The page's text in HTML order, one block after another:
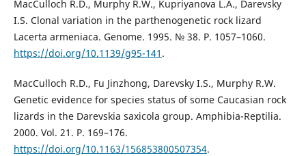
MacCulloch R.D., Murphy R.W., Kupriyanova L.A., Darevsky
I.S. Clonal variation in the parthenogenetic rock lizard
Lacerta armeniaca. Genome. 1995. № 38. P. 1057–1060.
https://doi.org/10.1139/g95-141 .
MacCulloch R.D., Fu Jinzhong, Darevsky I.S., Murphy R.W.
Genetic evidence for species status of some Caucasian rock
lizards in the Darevskia saxicola group. Amphibia-Reptilia.
2000. Vol. 21. P. 169–176.
https://doi.org/10.1163/156853800507354.